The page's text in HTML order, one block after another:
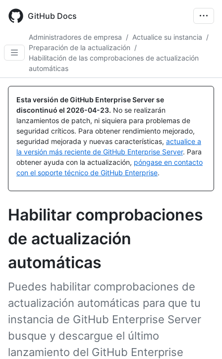
main
GitHub Docs
Administradores de empresa / Actualice su instancia /
Preparación de la actualización /
Habilitación de las comprobaciones de actualización
automáticas
Esta versión de GitHub Enterprise Server se
discontinuó el 2026-04-23. No se realizarán
lanzamientos de patch, ni siquiera para problemas de
seguridad críticos. Para obtener rendimiento mejorado,
seguridad mejorada y nuevas características, actualice a
la versión más reciente de GitHub Enterprise Server. Para
obtener ayuda con la actualización, póngase en contacto
con el soporte técnico de GitHub Enterprise.
Habilitar comprobaciones
de actualización
automáticas
Puedes habilitar comprobaciones de
actualización automáticas para que tu
instancia de GitHub Enterprise Server
busque y descargue el último
lanzamiento del GitHub Enterprise